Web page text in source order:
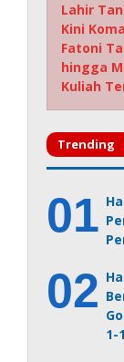
Lahir
Kini
Fatoni
hingga
Kuliah
1-1